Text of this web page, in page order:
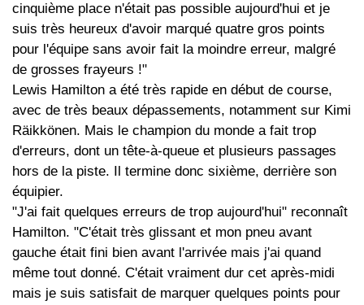
cinquième place n'était pas possible aujourd'hui et je
suis très heureux d'avoir marqué quatre gros points
pour l'équipe sans avoir fait la moindre erreur, malgré
de grosses frayeurs !"
Lewis Hamilton a été très rapide en début de course,
avec de très beaux dépassements, notamment sur Kimi
Räikkönen. Mais le champion du monde a fait trop
d'erreurs, dont un tête-à-queue et plusieurs passages
hors de la piste. Il termine donc sixième, derrière son
équipier.
"J'ai fait quelques erreurs de trop aujourd'hui" reconnaît
Hamilton. "C'était très glissant et mon pneu avant
gauche était fini bien avant l'arrivée mais j'ai quand
même tout donné. C'était vraiment dur cet après-midi
mais je suis satisfait de marquer quelques points pour